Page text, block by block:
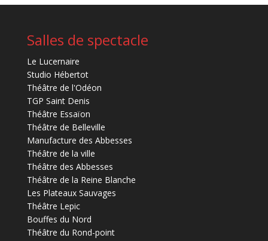
Salles de spectacle
Le Lucernaire
Studio Hébertot
Théâtre de l'Odéon
TGP Saint Denis
Théâtre Essaïon
Théâtre de Belleville
Manufacture des Abbesses
Théâtre de la ville
Théâtre des Abbesses
Théâtre de la Reine Blanche
Les Plateaux Sauvages
Théâtre Lepic
Bouffes du Nord
Théâtre du Rond-point